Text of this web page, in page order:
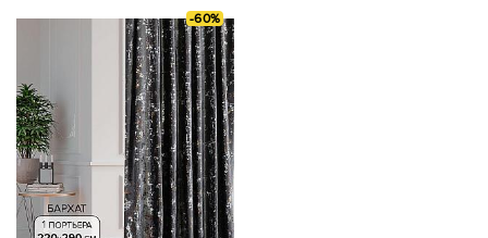
-60%